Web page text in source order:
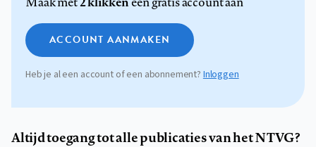
ACCOUNT AANMAKEN
Heb je al een account of een abonnement? Inloggen
Altijd toegang tot alle publicaties van het NTVG?